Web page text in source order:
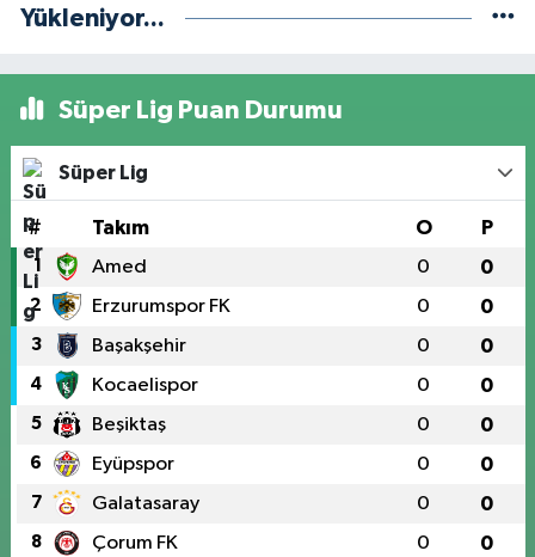
Yükleniyor...
Süper Lig Puan Durumu
Süper Lig
# Takım O P
1 Amed 0 0
2 Erzurumspor FK 0 0
3 Başakşehir 0 0
4 Kocaelispor 0 0
5 Beşiktaş 0 0
6 Eyüpspor 0 0
7 Galatasaray 0 0
8 Çorum FK 0 0